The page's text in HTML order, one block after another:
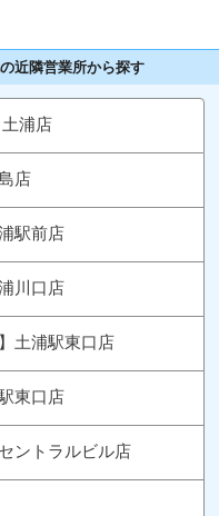
近隣営業所から探す
浦店
店
駅前店
川口店
土浦駅東口店
東口店
ントラルビル店